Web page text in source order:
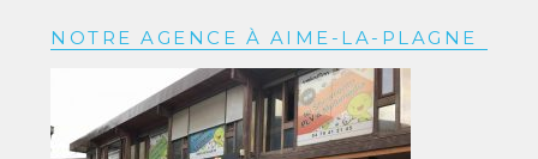
NOTRE AGENCE À AIME-LA-PLAGNE